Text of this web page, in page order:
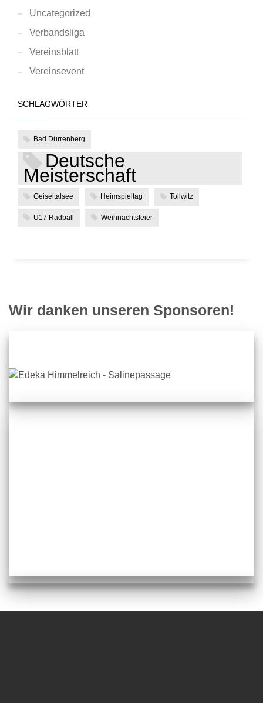
Uncategorized
Verbandsliga
Vereinsblatt
Vereinsevent
SCHLAGWÖRTER
Bad Dürrenberg
Deutsche
Meisterschaft
Geiseltalsee Heimspieltag Tollwitz
U17 Radball Weihnachtsfeier
Wir danken unseren Sponsoren!